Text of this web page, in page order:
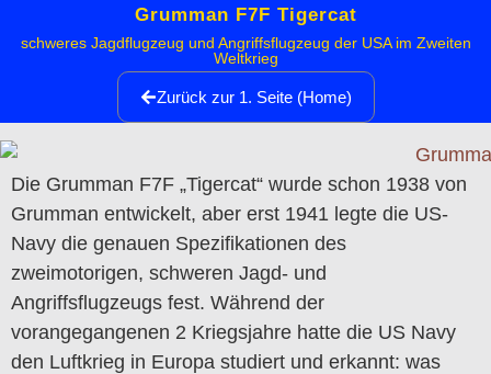
Grumman F7F Tigercat
schweres Jagdflugzeug und Angriffsflugzeug der USA im Zweiten
Weltkrieg
Zurück zur 1. Seite (Home)
Die Grumman F7F „Tigercat“ wurde schon 1938 von
Grumman entwickelt, aber erst 1941 legte die US-
Navy die genauen Spezifikationen des
zweimotorigen, schweren Jagd- und
Angriffsflugzeugs fest. Während der
vorangegangenen 2 Kriegsjahre hatte die US Navy
den Luftkrieg in Europa studiert und erkannt: was